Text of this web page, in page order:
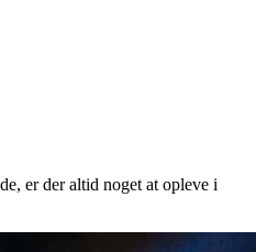
er der altid noget at opleve i